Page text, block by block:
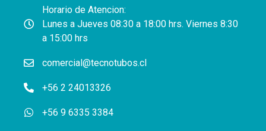
Horario de Atencion:
Lunes a Jueves 08:30 a 18:00 hrs. Viernes 8:30
a 15:00 hrs
comercial@tecnotubos.cl
+56 2 24013326
+56 9 6335 3384